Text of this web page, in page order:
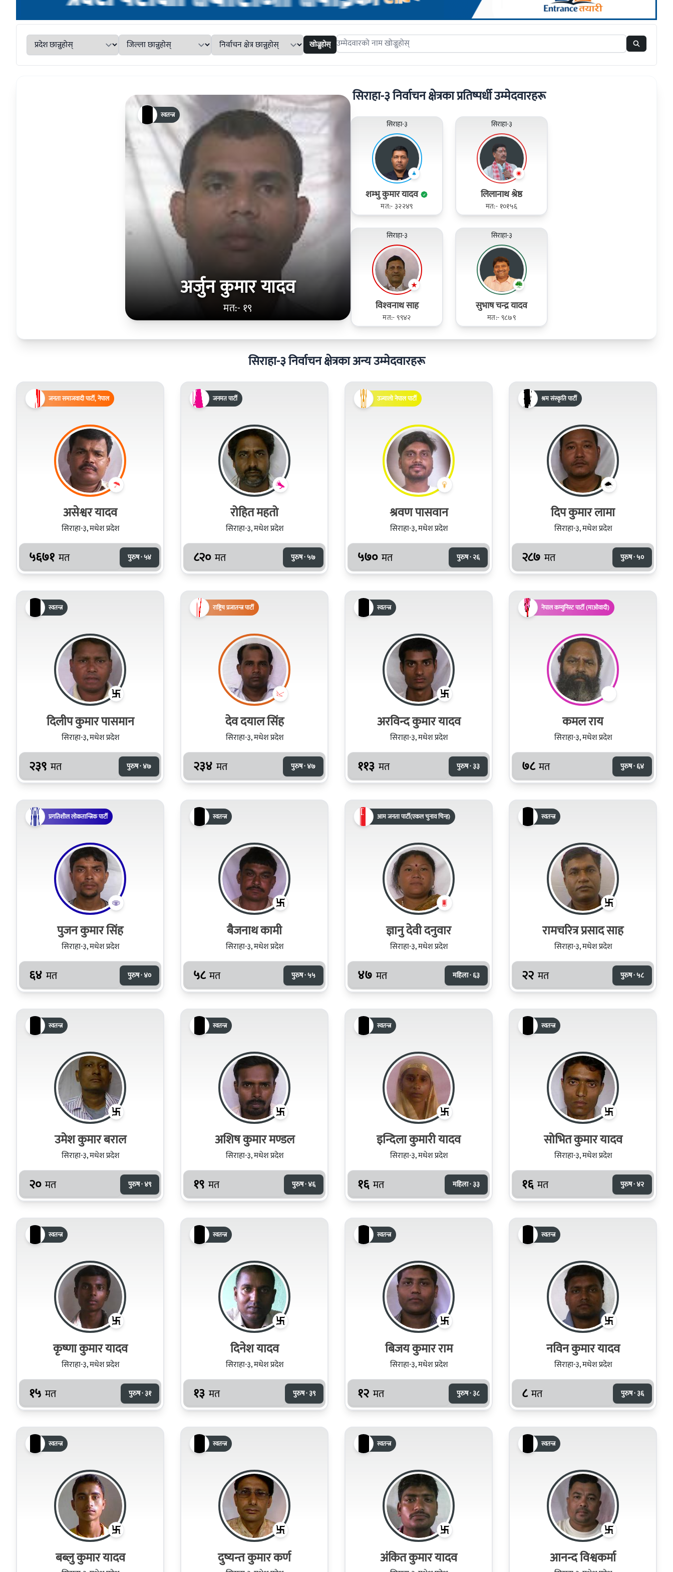
खोज्नुहोस् Search candidates
अर्जुन कुमार यादव
मत:- १९
स्वतन्त्र
सिराहा-३ निर्वाचन क्षेत्रका प्रतिष्पर्धी उम्मेदवारहरू
सिराहा-३
शम्भु कुमार यादव
मत:- ३२२४९
सिराहा-३
लिलानाथ श्रेष्ठ
मत:- १०१५६
सिराहा-३
विश्‍वनाथ साह
मत:- ९९४२
सिराहा-३
सुभाष चन्द्र यादव
मत:- ९८७९
सिराहा-३ निर्वाचन क्षेत्रका अन्य उम्मेदवारहरू
जनता समाजवादी पार्टी, नेपाल
असेश्वर यादव
सिराहा-३, मधेश प्रदेश
५६७१ मत पुरुष · ५४
जनमत पार्टी
रोहित महतो
सिराहा-३, मधेश प्रदेश
८२० मत पुरुष · ५७
उज्यालो नेपाल पार्टी
श्रवण पासवान
सिराहा-३, मधेश प्रदेश
५७० मत पुरुष · २६
श्रम संस्कृति पार्टी
दिप कुमार लामा
सिराहा-३, मधेश प्रदेश
२८७ मत पुरुष · ५०
स्वतन्त्र
दिलीप कुमार पासमान
सिराहा-३, मधेश प्रदेश
२३९ मत पुरुष · ४७
राष्ट्रिय प्रजातन्त्र पार्टी
देव दयाल सिंह
सिराहा-३, मधेश प्रदेश
२३४ मत पुरुष · ४७
स्वतन्त्र
अरविन्द कुमार यादव
सिराहा-३, मधेश प्रदेश
११३ मत पुरुष · ३३
नेपाल कम्युनिस्ट पार्टी (माओवादी)
कमल राय
सिराहा-३, मधेश प्रदेश
७८ मत पुरुष · ६४
प्रगतिशील लोकतान्त्रिक पार्टी
पुजन कुमार सिंह
सिराहा-३, मधेश प्रदेश
६४ मत पुरुष · ४०
स्वतन्त्र
बैजनाथ कामी
सिराहा-३, मधेश प्रदेश
५८ मत पुरुष · ५५
आम जनता पार्टी(एकल चुनाव चिन्ह)
ज्ञानु देवी दनुवार
सिराहा-३, मधेश प्रदेश
४७ मत महिला · ६३
स्वतन्त्र
रामचरित्र प्रसाद साह
सिराहा-३, मधेश प्रदेश
२२ मत पुरुष · ५८
स्वतन्त्र
उमेश कुमार बराल
सिराहा-३, मधेश प्रदेश
२० मत पुरुष · ४९
स्वतन्त्र
अशिष कुमार मण्डल
सिराहा-३, मधेश प्रदेश
१९ मत पुरुष · ४६
स्वतन्त्र
इन्दिला कुमारी यादव
सिराहा-३, मधेश प्रदेश
१६ मत महिला · ३३
स्वतन्त्र
सोभित कुमार यादव
सिराहा-३, मधेश प्रदेश
१६ मत पुरुष · ४२
स्वतन्त्र
कृष्णा कुमार यादव
सिराहा-३, मधेश प्रदेश
१५ मत पुरुष · ३१
स्वतन्त्र
दिनेश यादव
सिराहा-३, मधेश प्रदेश
१३ मत पुरुष · ३९
स्वतन्त्र
बिजय कुमार राम
सिराहा-३, मधेश प्रदेश
१२ मत पुरुष · ३८
स्वतन्त्र
नविन कुमार यादव
सिराहा-३, मधेश प्रदेश
८ मत पुरुष · ३६
स्वतन्त्र
बब्लु कुमार यादव
स्वतन्त्र
दुष्यन्त कुमार कर्ण
स्वतन्त्र
अंकित कुमार यादव
स्वतन्त्र
आनन्द विश्वकर्मा